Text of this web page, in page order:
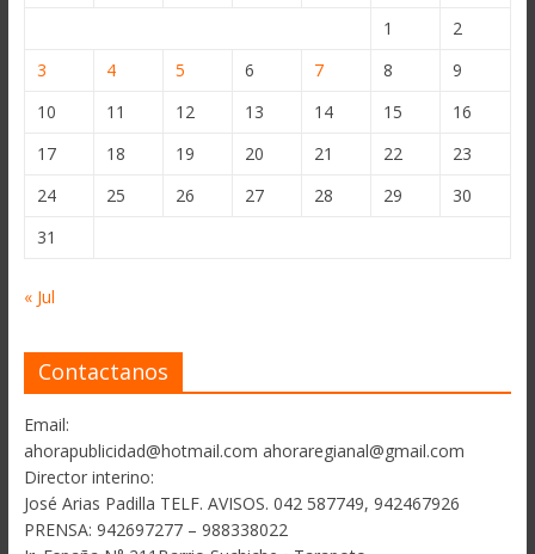
1
2
3
4 5 6 7 8
9
10
11 12 13 14 15
16
17
18 19 20 21 22
23
24
25 26 27 28 29
30
31
« Jul
Contactanos
Email:
ahorapublicidad@hotmail.com ahoraregianal@gmail.com
Director interino:
José Arias Padilla TELF. AVISOS. 042 587749, 942467926
PRENSA: 942697277 – 988338022